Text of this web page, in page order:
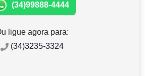
(34)99888-4444
ligue agora para:
(34)3235-3324